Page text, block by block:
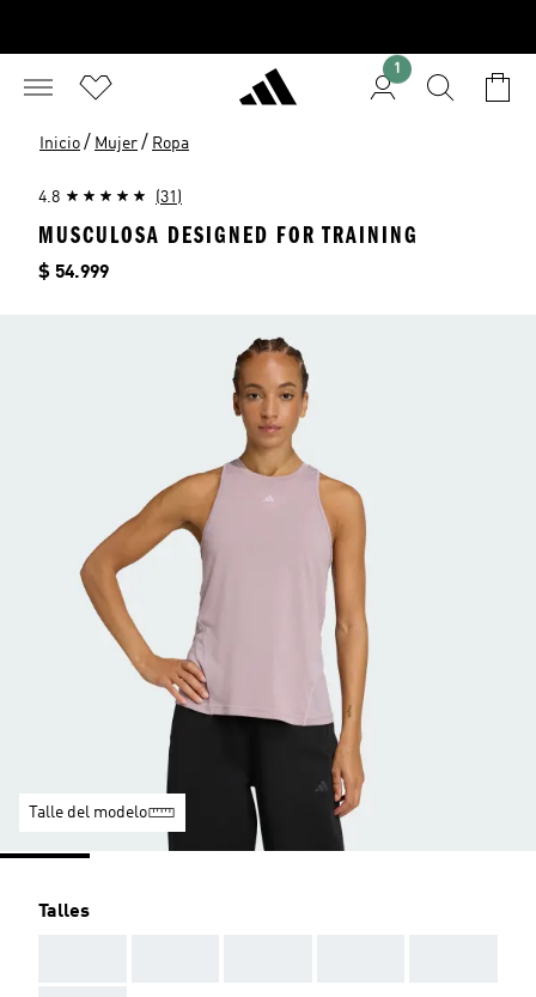
1
Inicio / Mujer / Ropa
4.8 (31)
MUSCULOSA DESIGNED FOR TRAINING
Precio
$ 54.999
Talle del modelo
Talles